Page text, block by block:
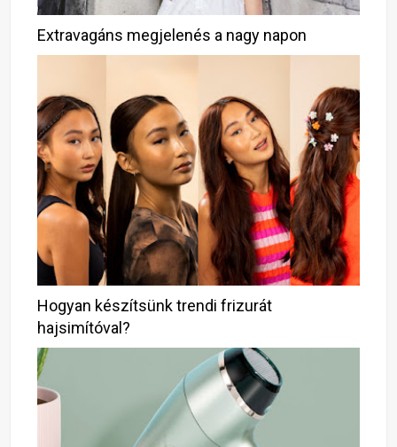
Extravagáns megjelenés a nagy napon
Hogyan készítsünk trendi frizurát
hajsimítóval?